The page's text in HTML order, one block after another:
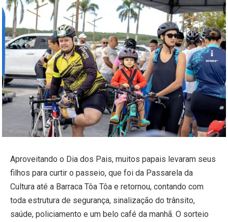
Aproveitando o Dia dos Pais, muitos papais levaram seus
filhos para curtir o passeio, que foi da Passarela da
Cultura até a Barraca Tôa Tôa e retornou, contando com
toda estrutura de segurança, sinalização do trânsito,
saúde, policiamento e um belo café da manhã. O sorteio